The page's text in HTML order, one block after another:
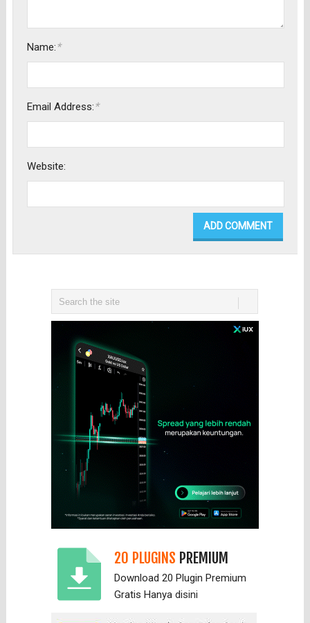
Name:*
Email Address:*
Website:
20 PLUGINS PREMIUM
Download 20 Plugin Premium
Gratis Hanya disini